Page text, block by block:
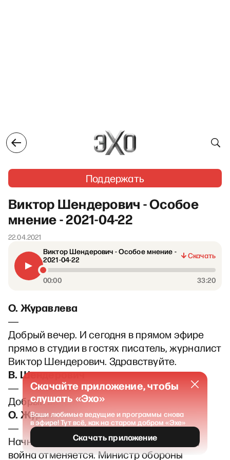
Поддержать
Виктор Шендерович - Особое
мнение - 2021-04-22
22.04.2021
Виктор Шендерович - Особое мнение -
2021-04-22
Скачать
00:00 33:20
О. Журавлева
―
Добрый вечер. И сегодня в прямом эфире
прямо в студии в гостях писатель, журналист
Виктор Шендерович. Здравствуйте.
В. Шендерович
―
Добрый вечер.
О. Журавлева
―
Начнем сразу с главного. Судя по всему,
война отменяется. Министр обороны
Скачайте приложение, чтобы
слушать «Эхо»
Ваши любимые ведущие и программы снова
в эфире! Тут всё, как на старом добром «Эхе»
Скачать приложение